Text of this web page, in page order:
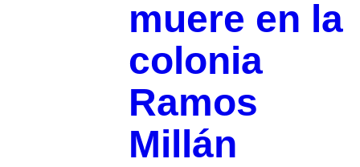
muere en la
colonia
Ramos
Millán